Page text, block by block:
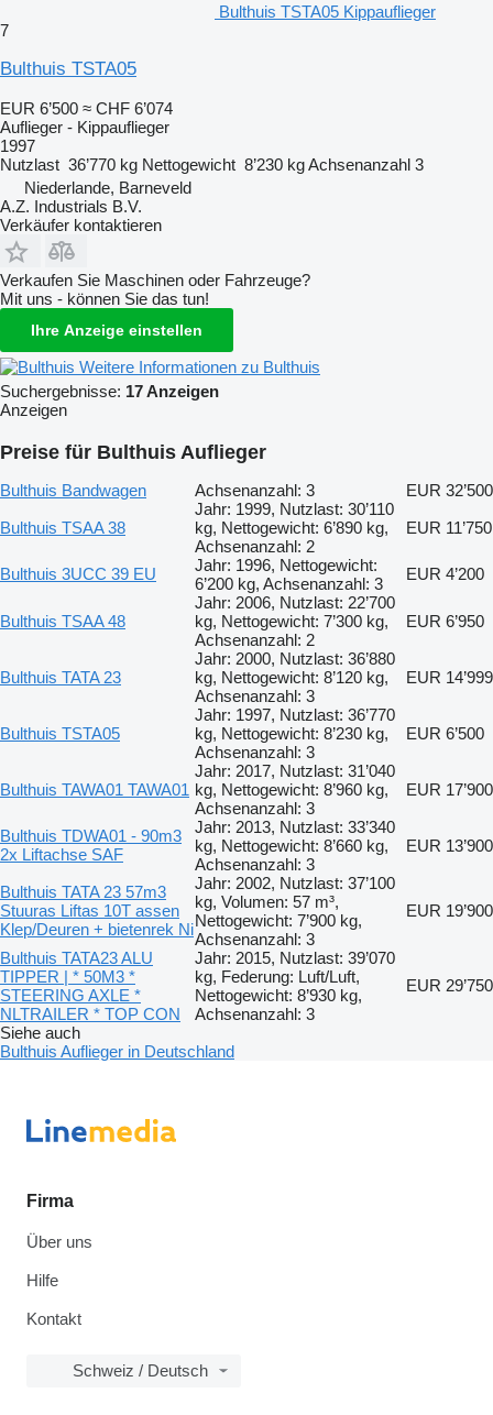
Bulthuis TSTA05 Kippauflieger
7
Bulthuis TSTA05
EUR 6’500 ≈ CHF 6’074
Auflieger - Kippauflieger
1997
Nutzlast 36’770 kg Nettogewicht 8’230 kgAchsenanzahl 3
Niederlande, Barneveld
A.Z. Industrials B.V.
Verkäufer kontaktieren
Verkaufen Sie Maschinen oder Fahrzeuge?
Mit uns - können Sie das tun!
Ihre Anzeige einstellen
Weitere Informationen zu Bulthuis
Suchergebnisse: 17 Anzeigen
Anzeigen
Preise für Bulthuis Auflieger
Bulthuis Bandwagen Achsenanzahl: 3
EUR 32’500
Bulthuis TSAA 38
Jahr: 1999, Nutzlast: 30’110
kg, Nettogewicht: 6’890 kg,
Achsenanzahl: 2
EUR 11’750
Bulthuis 3UCC 39 EU
Jahr: 1996, Nettogewicht:
6’200 kg, Achsenanzahl: 3
EUR 4’200
Bulthuis TSAA 48
Jahr: 2006, Nutzlast: 22’700
kg, Nettogewicht: 7’300 kg,
Achsenanzahl: 2
EUR 6’950
Bulthuis TATA 23
Jahr: 2000, Nutzlast: 36’880
kg, Nettogewicht: 8’120 kg,
Achsenanzahl: 3
EUR 14’999
Bulthuis TSTA05
Jahr: 1997, Nutzlast: 36’770
kg, Nettogewicht: 8’230 kg,
Achsenanzahl: 3
EUR 6’500
Bulthuis TAWA01 TAWA01
Jahr: 2017, Nutzlast: 31’040
kg, Nettogewicht: 8’960 kg,
Achsenanzahl: 3
EUR 17’900
Bulthuis TDWA01 - 90m3
2x Liftachse SAF
Jahr: 2013, Nutzlast: 33’340
kg, Nettogewicht: 8’660 kg,
Achsenanzahl: 3
EUR 13’900
Bulthuis TATA 23 57m3
Stuuras Liftas 10T assen
Klep/Deuren + bietenrek Ni
Jahr: 2002, Nutzlast: 37’100
kg, Volumen: 57 m³,
Nettogewicht: 7’900 kg,
Achsenanzahl: 3
EUR 19’900
Bulthuis TATA23 ALU
TIPPER | * 50M3 *
STEERING AXLE *
NLTRAILER * TOP CON
Jahr: 2015, Nutzlast: 39’070
kg, Federung: Luft/Luft,
Nettogewicht: 8’930 kg,
Achsenanzahl: 3
EUR 29’750
Siehe auch
Bulthuis Auflieger in Deutschland
Firma
Über uns
Hilfe
Kontakt
Schweiz / Deutsch